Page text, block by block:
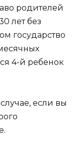
родителей
лет без
государство
4-й ребенок
если вы